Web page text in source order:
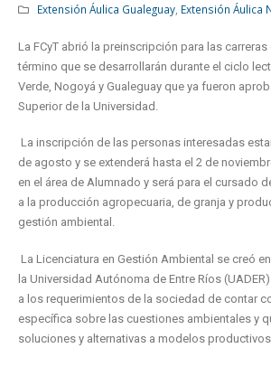
Extensión Áulica Gualeguay, Extensión Áulica
La FCyT abrió la preinscripción para las
término que se desarrollarán durante el ciclo
Verde, Nogoyá y Gualeguay que ya fueron
Superior de la Universidad.
La inscripción de las personas interesadas
de agosto y se extenderá hasta el 2 de
en el área de Alumnado y será para el cursado
a la producción agropecuaria, de granja y
gestión ambiental.
La Licenciatura en Gestión Ambiental se creó
la Universidad Autónoma de Entre Ríos
a los requerimientos de la sociedad de contar
específica sobre las cuestiones ambientales y
soluciones y alternativas a modelos